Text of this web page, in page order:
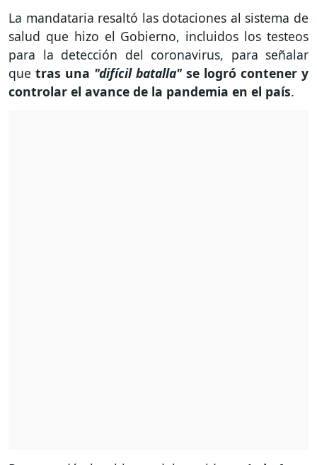
La mandataria resaltó las dotaciones al sistema de
salud que hizo el Gobierno, incluidos los testeos
para la detección del coronavirus, para señalar
que tras una "difícil batalla" se logró contener y
controlar el avance de la pandemia en el país.